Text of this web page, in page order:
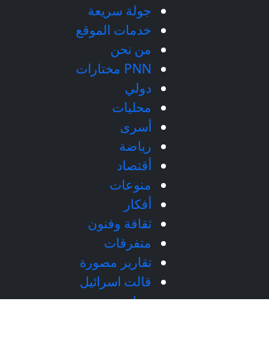
جولة سريعة
خدمات الموقع
من نحن
PNN مختارات
دولي
محليات
أسرى
رياضة
أقتصاد
منوعات
أفكار
ثقافة وفنون
متفرقات
تقارير مصورة
قالت اسرائيل
سياسة